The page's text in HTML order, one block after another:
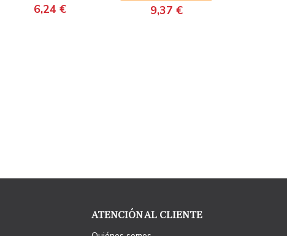
6,24 € 9,37 €
ATENCIÓN AL CLIENTE